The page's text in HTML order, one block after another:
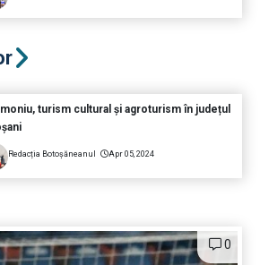
turism cultural și agroturism în județul
Redacția Botoșăneanul Apr 05, 2024
0